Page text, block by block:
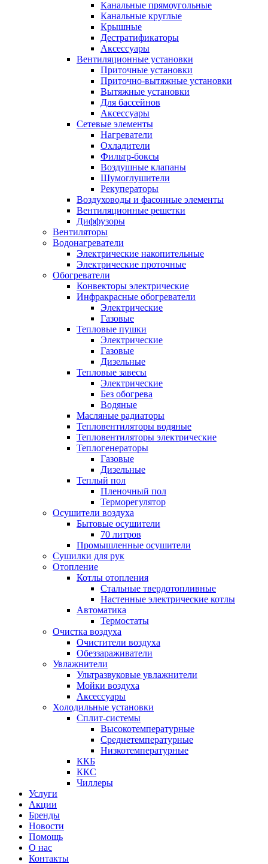
Канальные прямоугольные
Канальные круглые
Крышные
Дестратификаторы
Аксессуары
Вентиляционные установки
Приточные установки
Приточно-вытяжные установки
Вытяжные установки
Для бассейнов
Аксессуары
Сетевые элементы
Нагреватели
Охладители
Фильтр-боксы
Воздушные клапаны
Шумоглушители
Рекуператоры
Воздуховоды и фасонные элементы
Вентиляционные решетки
Диффузоры
Вентиляторы
Водонагреватели
Электрические накопительные
Электрические проточные
Обогреватели
Конвекторы электрические
Инфракрасные обогреватели
Электрические
Газовые
Тепловые пушки
Электрические
Газовые
Дизельные
Тепловые завесы
Электрические
Без обогрева
Водяные
Масляные радиаторы
Тепловентиляторы водяные
Тепловентиляторы электрические
Теплогенераторы
Газовые
Дизельные
Теплый пол
Пленочный пол
Терморегулятор
Осушители воздуха
Бытовые осушители
70 литров
Промышленные осушители
Сушилки для рук
Отопление
Котлы отопления
Стальные твердотопливные
Настенные электрические котлы
Автоматика
Термостаты
Очистка воздуха
Очистители воздуха
Обеззараживатели
Увлажнители
Ультразвуковые увлажнители
Мойки воздуха
Аксессуары
Холодильные установки
Сплит-системы
Высокотемпературные
Среднетемпературные
Низкотемпературные
ККБ
ККС
Чиллеры
Услуги
Акции
Бренды
Новости
Помощь
О нас
Контакты